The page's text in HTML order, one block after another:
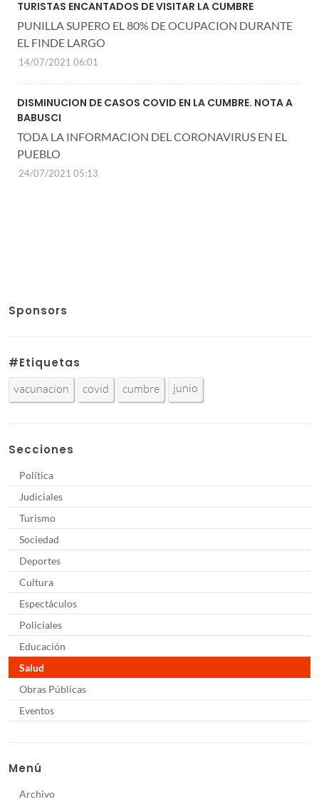
TURISTAS ENCANTADOS DE VISITAR LA CUMBRE
PUNILLA SUPERO EL 80% DE OCUPACION DURANTE
EL FINDE LARGO
14/07/2021 06:01
DISMINUCION DE CASOS COVID EN LA CUMBRE. NOTA A
BABUSCI
TODA LA INFORMACION DEL CORONAVIRUS EN EL
PUEBLO
24/07/2021 05:13
Sponsors
#Etiquetas
vacunacion covid cumbre junio
Secciones
Política
Judiciales
Turismo
Sociedad
Deportes
Cultura
Espectáculos
Policiales
Educación
Salud
Obras Públicas
Eventos
Menú
Archivo